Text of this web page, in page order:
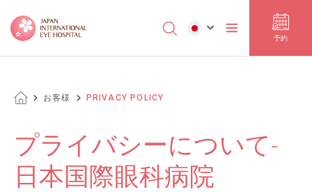
予約
お客様 PRIVACY POLICY
プライバシーについて-
日本国際眼科病院